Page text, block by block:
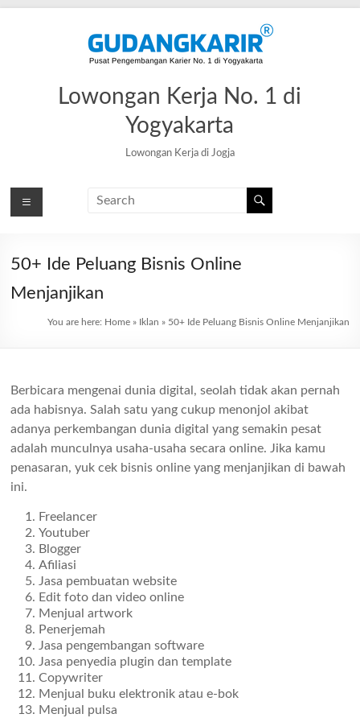
Lowongan Kerja No. 1 di
Yogyakarta
Lowongan Kerja di Jogja
50+ Ide Peluang Bisnis Online
Menjanjikan
You are here: Home» Iklan » 50+ Ide Peluang Bisnis Online Menjanjikan
Berbicara mengenai dunia digital, seolah tidak akan pernah
ada habisnya. Salah satu yang cukup menonjol akibat
adanya perkembangan dunia digital yang semakin pesat
adalah munculnya usaha-usaha secara online. Jika kamu
penasaran, yuk cek bisnis online yang menjanjikan di bawah
ini.
Freelancer
Youtuber
Blogger
Afiliasi
Jasa pembuatan website
Edit foto dan video online
Menjual artwork
Penerjemah
Jasa pengembangan software
Jasa penyedia plugin dan template
Copywriter
Menjual buku elektronik atau e-bok
Menjual pulsa